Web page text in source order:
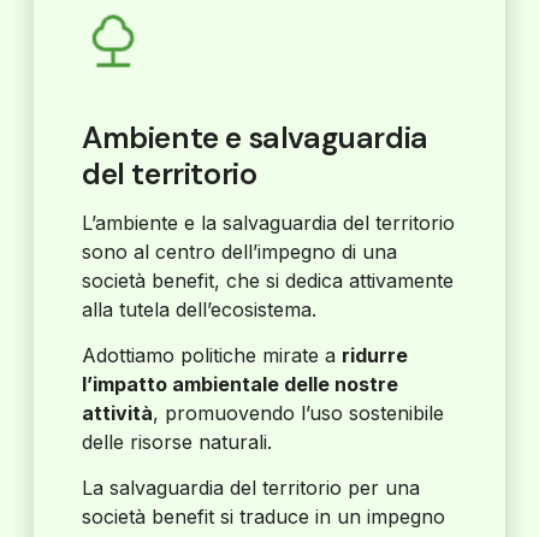
Ambiente e salvaguardia
del territorio
L’ambiente e la salvaguardia del territorio
sono al centro dell’impegno di una
società benefit, che si dedica attivamente
alla tutela dell’ecosistema.
Adottiamo politiche mirate a ridurre
l’impatto ambientale delle nostre
attività, promuovendo l’uso sostenibile
delle risorse naturali.
La salvaguardia del territorio per una
società benefit si traduce in un impegno